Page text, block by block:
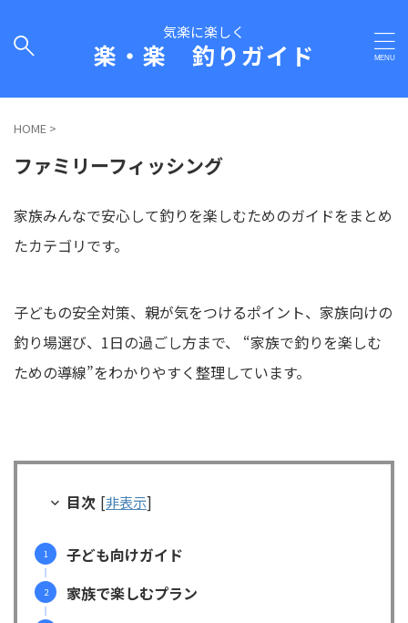
気楽に楽しく
楽・楽 釣りガイド
HOME >
ファミリーフィッシング
家族みんなで安心して釣りを楽しむためのガイドをまとめ
たカテゴリです。
子どもの安全対策、親が気をつけるポイント、家族向けの
釣り場選び、1日の過ごし方まで、 “家族で釣りを楽しむ
ための導線”をわかりやすく整理しています。
目次 [非表示]
子ども向けガイド
家族で楽しむプラン